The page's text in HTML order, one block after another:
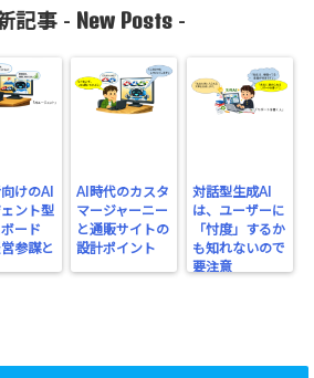
記事 - New Posts -
けのAI
ント型
ード
参謀と
AI時代のカスタ
マージャーニー
と通販サイトの
設計ポイント
対話型生成AI
は、ユーザーに
「忖度」するか
も知れないので
要注意